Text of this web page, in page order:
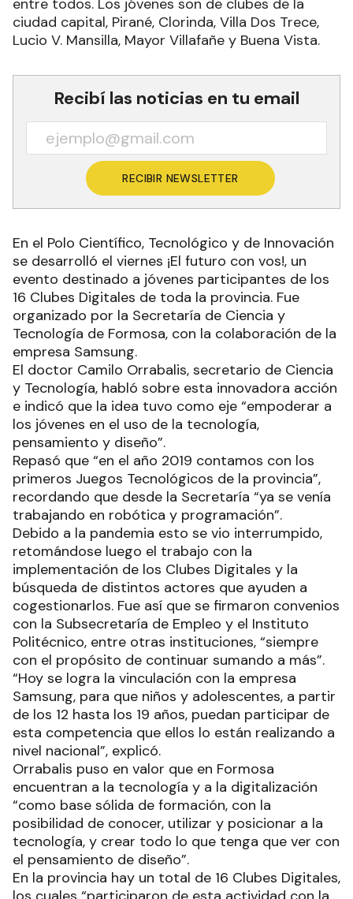
entre todos. Los jóvenes son de clubes de la
ciudad capital, Pirané, Clorinda, Villa Dos Trece,
Lucio V. Mansilla, Mayor Villafañe y Buena Vista.
Recibí las noticias en tu email
RECIBIR NEWSLETTER
En el Polo Científico, Tecnológico y de Innovación
se desarrolló el viernes ¡El futuro con vos!, un
evento destinado a jóvenes participantes de los
16 Clubes Digitales de toda la provincia. Fue
organizado por la Secretaría de Ciencia y
Tecnología de Formosa, con la colaboración de la
empresa Samsung.
El doctor Camilo Orrabalis, secretario de Ciencia
y Tecnología, habló sobre esta innovadora acción
e indicó que la idea tuvo como eje “empoderar a
los jóvenes en el uso de la tecnología,
pensamiento y diseño”.
Repasó que “en el año 2019 contamos con los
primeros Juegos Tecnológicos de la provincia”,
recordando que desde la Secretaría “ya se venía
trabajando en robótica y programación”.
Debido a la pandemia esto se vio interrumpido,
retomándose luego el trabajo con la
implementación de los Clubes Digitales y la
búsqueda de distintos actores que ayuden a
cogestionarlos. Fue así que se firmaron convenios
con la Subsecretaría de Empleo y el Instituto
Politécnico, entre otras instituciones, “siempre
con el propósito de continuar sumando a más”.
“Hoy se logra la vinculación con la empresa
Samsung, para que niños y adolescentes, a partir
de los 12 hasta los 19 años, puedan participar de
esta competencia que ellos lo están realizando a
nivel nacional”, explicó.
Orrabalis puso en valor que en Formosa
encuentran a la tecnología y a la digitalización
“como base sólida de formación, con la
posibilidad de conocer, utilizar y posicionar a la
tecnología, y crear todo lo que tenga que ver con
el pensamiento de diseño”.
En la provincia hay un total de 16 Clubes Digitales,